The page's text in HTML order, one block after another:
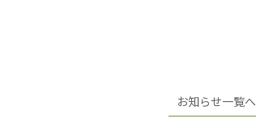
お知らせ一覧へ